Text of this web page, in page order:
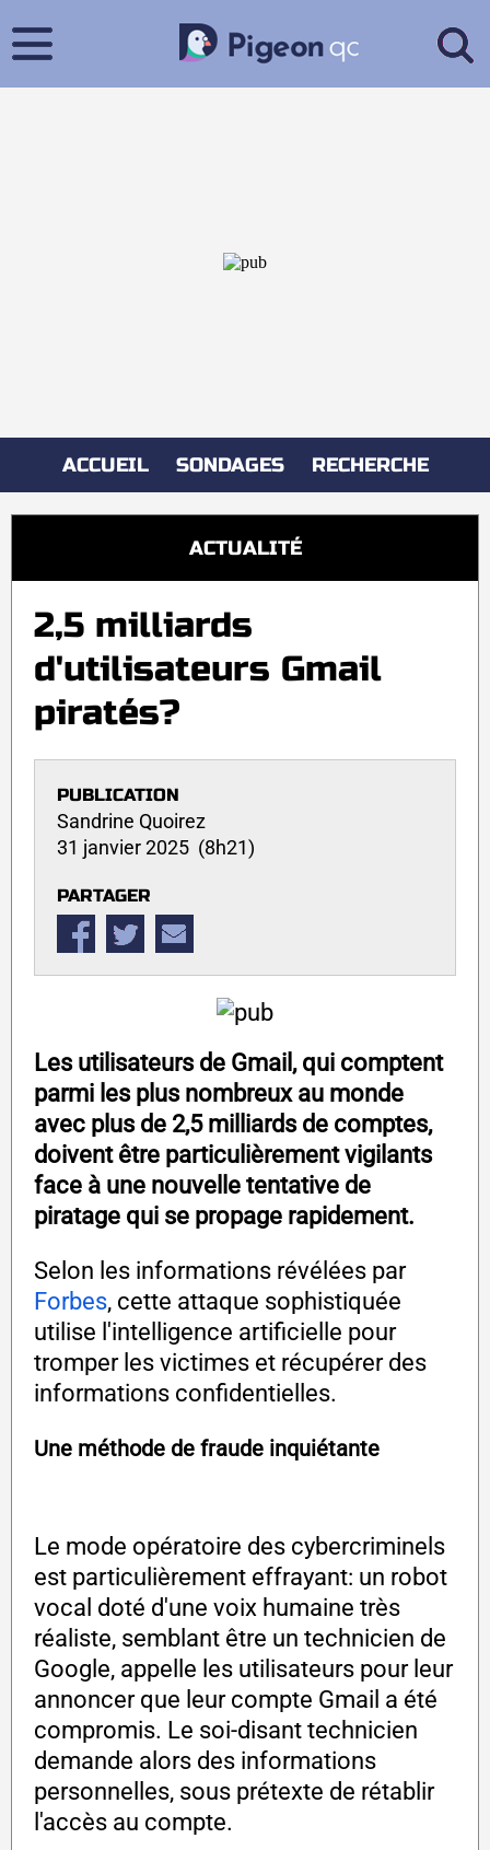
ACCUEIL SONDAGES RECHERCHE
ACTUALITÉ
2,5 milliards
d'utilisateurs Gmail
piratés?
PUBLICATION
Sandrine Quoirez
31 janvier 2025 (8h21)
PARTAGER
Les utilisateurs de Gmail, qui comptent
parmi les plus nombreux au monde
avec plus de 2,5 milliards de comptes,
doivent être particulièrement vigilants
face à une nouvelle tentative de
piratage qui se propage rapidement.
Selon les informations révélées par
Forbes, cette attaque sophistiquée
utilise l'intelligence artificielle pour
tromper les victimes et récupérer des
informations confidentielles.
Une méthode de fraude inquiétante
Le mode opératoire des cybercriminels
est particulièrement effrayant: un robot
vocal doté d'une voix humaine très
réaliste, semblant être un technicien de
Google, appelle les utilisateurs pour leur
annoncer que leur compte Gmail a été
compromis. Le soi-disant technicien
demande alors des informations
personnelles, sous prétexte de rétablir
l'accès au compte.